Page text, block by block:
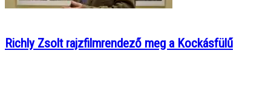
Richly Zsolt rajzfilmrendező meg a Kockásfülű